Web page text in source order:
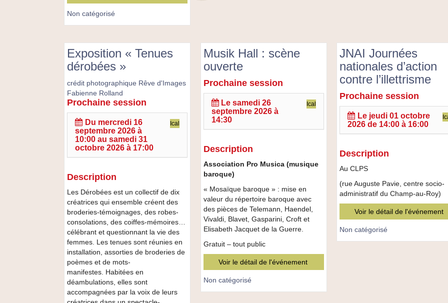
Non catégorisé
Exposition « Tenues
dérobées »
crédit photographique Rêve d'Images
Fabienne Rolland
Exposition
«
Tenues
dérobées
Prochaine session
Du mercredi 16
septembre 2026 à
10:00 ausamedi 31
octobre 2026 à 17:00
Ical
Description
Les Dérobées est un collectif de dix
créatrices qui ensemble créent des
broderies-témoignages, des robes-
consolations, des coiffes-mémoires…
célébrant et questionnant la vie des
femmes. Les tenues sont réunies en
installation, assorties de broderies de
poèmes et de mots-
manifestes. Habitées en
déambulations, elles sont
accompagnées par la voix de leurs
Musik Hall : scène
ouverte
Musik
Hall
scène
ouverte
Prochaine session
Lesamedi 26
septembre 2026 à
14:30
Ical
Description
Association Pro Musica (musique
baroque)
« Mosaïque baroque » : mise en
valeur du répertoire baroque avec
des pièces de Telemann, Haendel,
Vivaldi, Blavet, Gasparini, Croft et
Elisabeth Jacquet de la Guerre.
Gratuit – tout public
Voir le détail de l'événement
Non catégorisé
JNAI Journées
nationales d’action
contre l’illettrisme
JNAI
Journées
nationales
d’action
contre
Prochaine session
Le jeudi 01 octobre
2026 de 14:00 à 16:00
Description
Au CLPS
(rue Auguste Pavie, centre socio-
administratif du Champ-au-Roy)
Voir le détail de l'événement
Non catégorisé